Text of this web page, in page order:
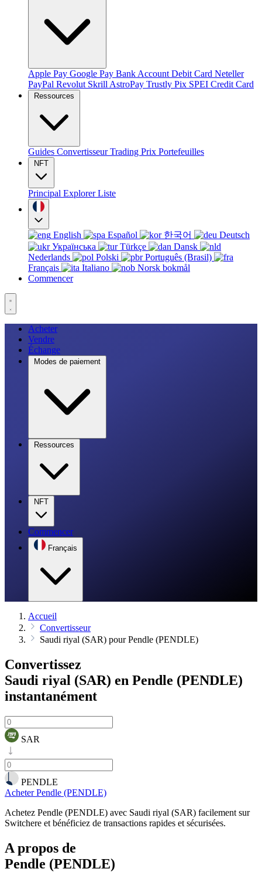
Apple Pay Google Pay Bank Account Debit Card Neteller
PayPal Revolut Skrill AstroPay Trustly Pix SPEI Credit Card
Ressources
Guides ConvertisseurTrading Prix Portefeuilles
NFT
Principal ExplorerListe
English Español 한국어
Deutsch
Українська
Türkçe
Dansk
Nederlands
Polski
Português (Brasil)
Français
Italiano
Norsk bokmål
Commencer
Acheter
Vendre
Échange
Modes de paiement
Ressources
NFT
Commencer
Français
Accueil
Convertisseur
Saudi riyal (SAR) pour Pendle (PENDLE)
Convertissez
Saudi riyal (SAR) en Pendle (PENDLE)
instantanément
SAR
PENDLE
Acheter Pendle (PENDLE)
Achetez Pendle (PENDLE) avec Saudi riyal (SAR) facilement sur
Switchere et bénéficiez de transactions rapides et sécurisées.
A propos de
Pendle (PENDLE)